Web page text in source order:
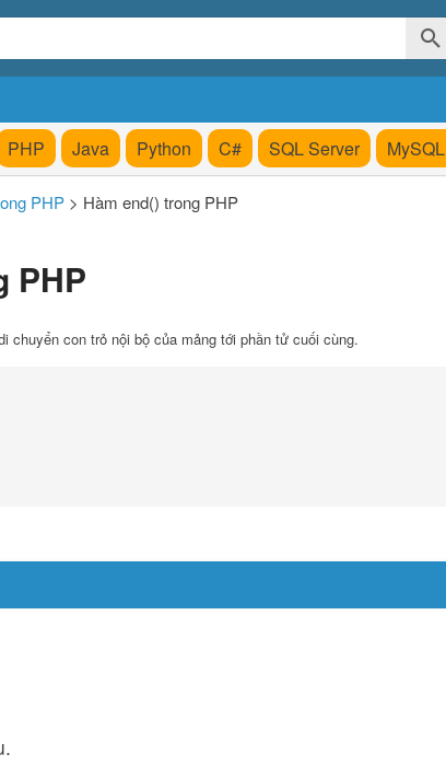
PHP Java Python C# SQL Server MySQL
PHP > Hàm end() trong PHP
PHP
chuyển con trỏ nội bộ của mảng tới phần tử cuối cùng.